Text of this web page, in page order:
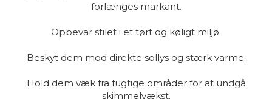
forlænges markant.
Opbevar stilet i et tørt og køligt miljø.
Beskyt dem mod direkte sollys og stærk varme.
Hold dem væk fra fugtige områder for at undgå
skimmelvækst.